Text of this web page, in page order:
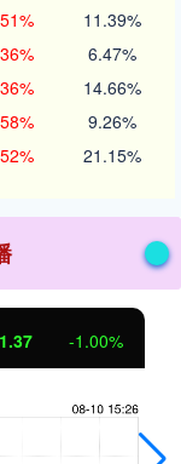
11.39%
6.47%
14.66%
9.26%
21.15%
-1.00%